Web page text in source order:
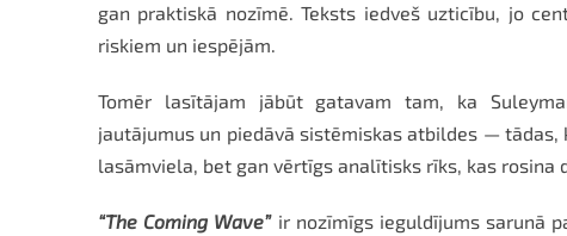
gan praktiskā nozīmē. Teksts iedveš uzticību, jo
riskiem un iespējām.
Tomēr lasītājam jābūt gatavam tam, ka
jautājumus un piedāvā sistēmiskas atbildes —
lasāmviela, bet gan vērtīgs analītisks rīks, kas rosina
“The Coming Wave”ir nozīmīgs ieguldījums sarunā